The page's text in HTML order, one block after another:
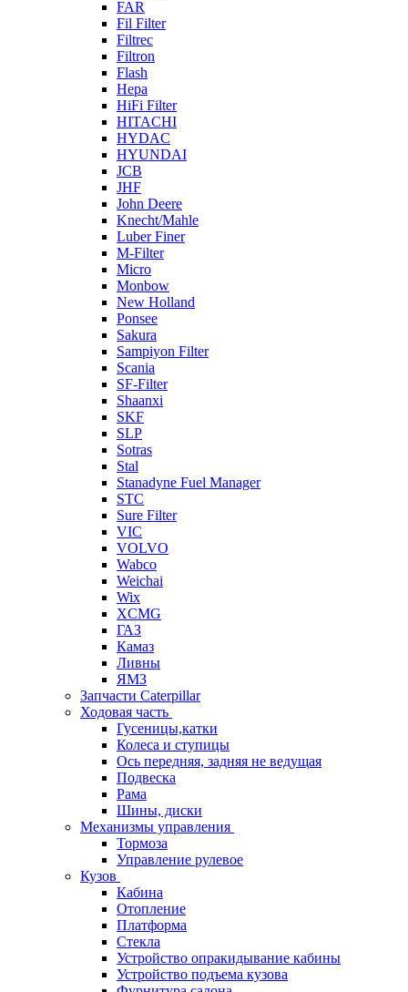
FAR
Fil Filter
Filtrec
Filtron
Flash
Hepa
HiFi Filter
HITACHI
HYDAC
HYUNDAI
JCB
JHF
John Deere
Knecht/Mahle
Luber Finer
M-Filter
Micro
Monbow
New Holland
Ponsee
Sakura
Sampiyon Filter
Scania
SF-Filter
Shaanxi
SKF
SLP
Sotras
Stal
Stanadyne Fuel Manager
STC
Sure Filter
VIC
VOLVO
Wabco
Weichai
Wix
XCMG
ГАЗ
Камаз
Ливны
ЯМЗ
Запчасти Caterpillar
Ходовая часть
Гусеницы,катки
Колеса и ступицы
Ось передняя, задняя не ведущая
Подвеска
Рама
Шины, диски
Механизмы управления
Тормоза
Управление рулевое
Кузов
Кабина
Отопление
Платформа
Стекла
Устройство опракидывание кабины
Устройство подъема кузова